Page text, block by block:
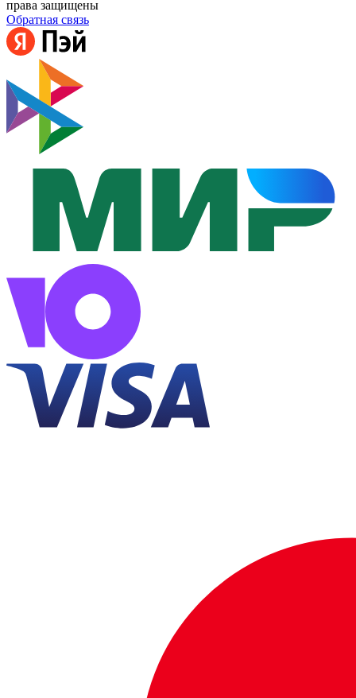
права защищены
Обратная связь